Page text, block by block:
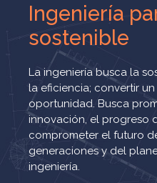
Ingeniería
sostenible
La ingeniería busca la
la eficiencia; convertir
oportunidad. Busca
innovación, el progreso
comprometer el futuro
generaciones y del
ingeniería.